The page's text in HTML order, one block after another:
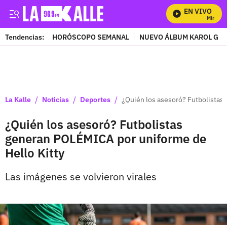
EN VIVO
Mira
Tendencias: HORÓSCOPO SEMANAL NUEVO ÁLBUM KAROL G
La Kalle / Noticias / Deportes / ¿Quién los asesoró?
¿Quién los asesoró? Futbolistas
generan POLÉMICA por uniforme de
Hello Kitty
Las imágenes se volvieron virales